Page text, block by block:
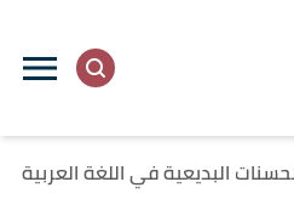
البديعية في اللغة العربية